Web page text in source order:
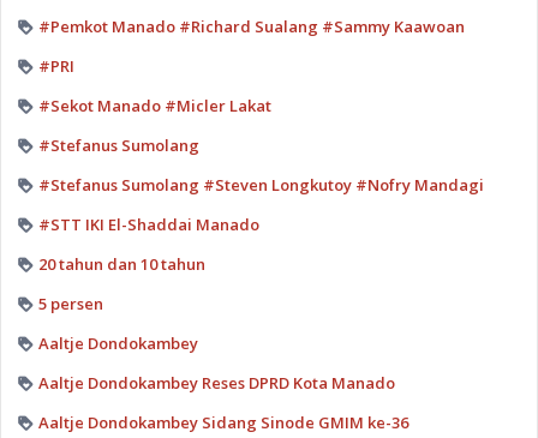
#Pemkot Manado #Richard Sualang #Sammy Kaawoan
#PRI
#Sekot Manado #Micler Lakat
#Stefanus Sumolang
#Stefanus Sumolang #Steven Longkutoy #Nofry Mandagi
#STT IKI El-Shaddai Manado
20 tahun dan 10 tahun
5 persen
Aaltje Dondokambey
Aaltje Dondokambey Reses DPRD Kota Manado
Aaltje Dondokambey Sidang Sinode GMIM ke-36